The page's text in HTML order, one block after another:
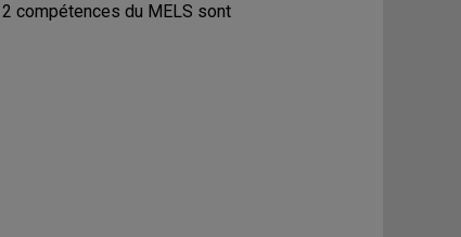
compétences du MELS sont